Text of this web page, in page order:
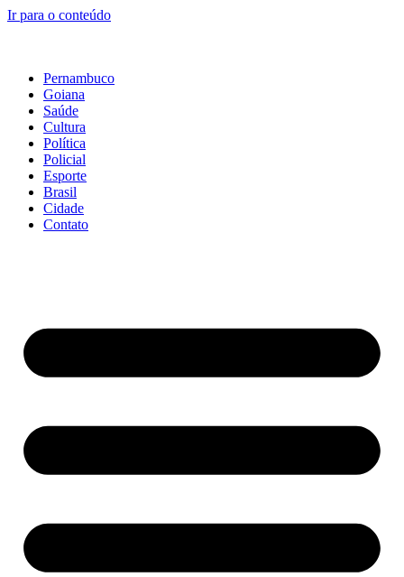
Ir para o conteúdo
Pernambuco
Goiana
Saúde
Cultura
Política
Policial
Esporte
Brasil
Cidade
Contato